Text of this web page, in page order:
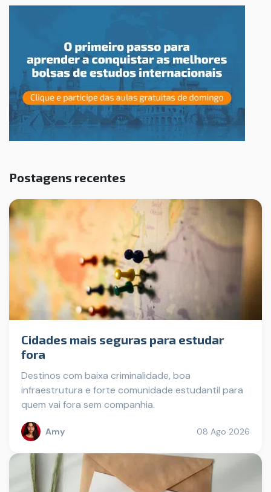
Postagens recentes
Cidades mais seguras para estudar
fora
Destinos com baixa criminalidade, boa
infraestrutura e forte comunidade estudantil para
quem vai fora sem companhia.
Amy 08 Ago 2026